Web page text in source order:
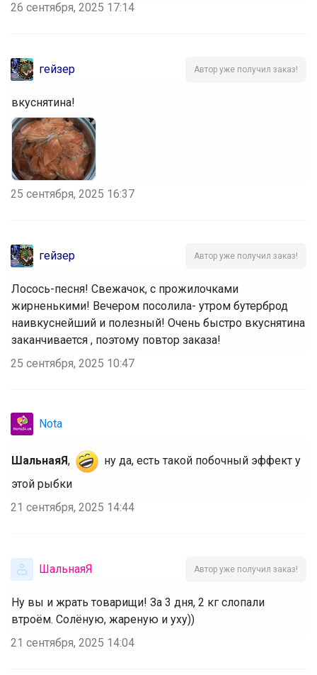
26 сентября, 2025 17:14
гейзер Автор уже получил заказ!
вкуснятина!
25 сентября, 2025 16:37
гейзер Автор уже получил заказ!
Лосось-песня! Свежачок, с прожилочками
жирненькими! Вечером посолила- утром бутерброд
наивкуснейший и полезный! Очень быстро вкуснятина
заканчивается , поэтому повтор заказа!
25 сентября, 2025 10:47
Nota
ШальнаяЯ,
ну да, есть такой побочный эффект у
этой рыбки
21 сентября, 2025 14:44
ШальнаяЯ Автор уже получил заказ!
Ну вы и жрать товарищи! За 3 дня, 2 кг слопали
втроём. Солёную, жареную и уху))
21 сентября, 2025 14:04